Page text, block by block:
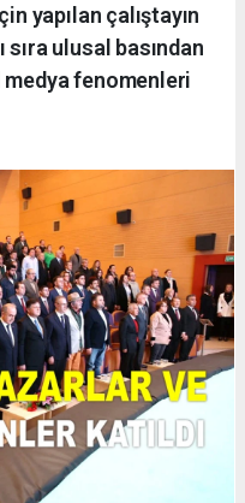
yapılan çalıştayın
ulusal basından
fenomenleri